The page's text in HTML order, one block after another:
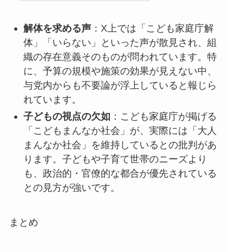
解体を求める声 ：X上では「こども家庭庁解
体」「いらない」といった声が散見され、組
織の存在意義そのものが問われています。特
に、予算の規模や施策の効果が見えない中、
与党内からも不要論が浮上していると報じら
れています。
子どもの視点の欠如 ：こども家庭庁が掲げる
「こどもまんなか社会」が、実際には「大人
まんなか社会」を維持しているとの批判があ
ります。子どもや子育て世帯のニーズより
も、政治的・官僚的な都合が優先されている
との見方が強いです。
まとめ